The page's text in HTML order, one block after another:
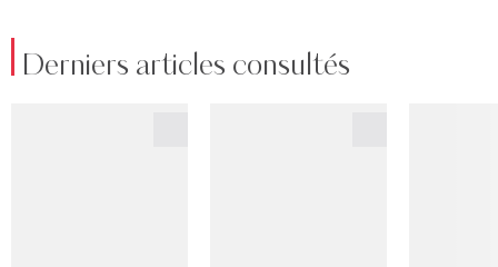
Derniers articles consultés